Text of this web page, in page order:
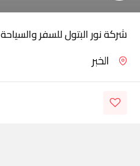
شركة نور البتول للسفر والسياحة
الخبر